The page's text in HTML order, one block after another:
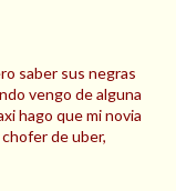
saber sus negras
vengo de alguna
hago que mi novia
de uber,